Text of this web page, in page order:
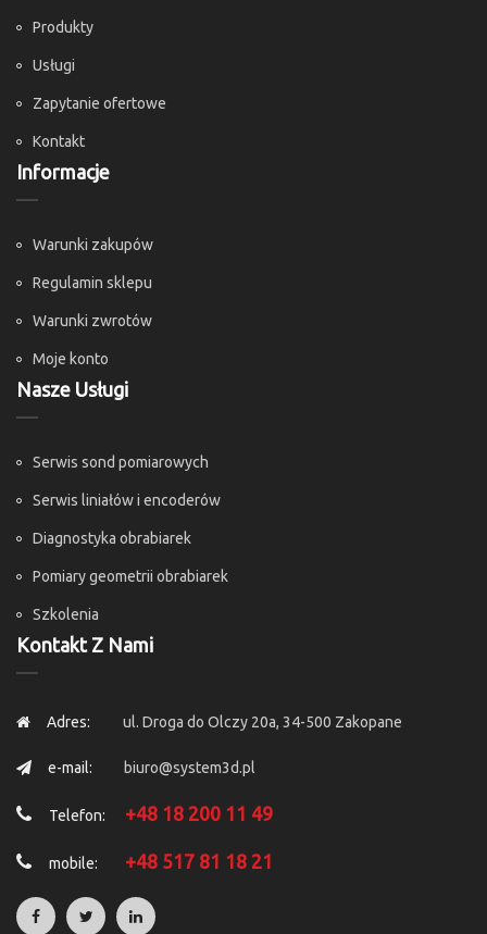
Produkty
Usługi
Zapytanie ofertowe
Kontakt
Informacje
Warunki zakupów
Regulamin sklepu
Warunki zwrotów
Moje konto
Nasze Usługi
Serwis sond pomiarowych
Serwis liniałów i encoderów
Diagnostyka obrabiarek
Pomiary geometrii obrabiarek
Szkolenia
Kontakt Z Nami
Adres: ul. Droga do Olczy 20a, 34-500 Zakopane
e-mail: biuro@system3d.pl
Telefon: +48 18 200 11 49
mobile: +48 517 81 18 21